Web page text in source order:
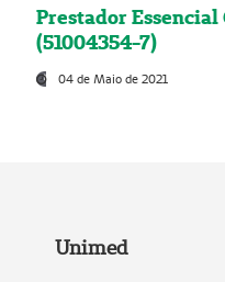
Prestador Essencial
(51004354-7)
04 de Maio de 2021
Unimed